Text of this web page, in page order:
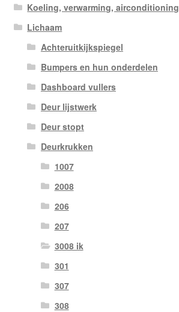
Koeling, verwarming, airconditioning
Lichaam
Achteruitkijkspiegel
Bumpers en hun onderdelen
Dashboard vullers
Deur lijstwerk
Deur stopt
Deurkrukken
1007
2008
206
207
3008 ik
301
307
308